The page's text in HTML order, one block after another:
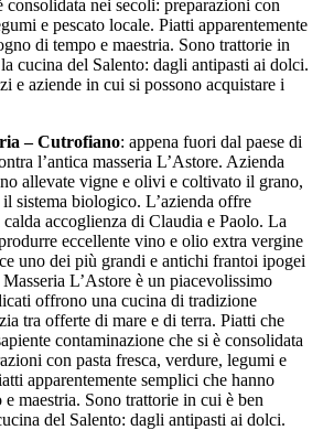
consolidata nei secoli: preparazioni con
e pescato locale. Piatti apparentemente
di tempo e maestria. Sono trattorie in
cucina del Salento: dagli antipasti ai dolci.
e aziende in cui si possono acquistare i
– Cutrofiano: appena fuori dal paese di
l’antica masseria L’Astore. Azienda
allevate vigne e olivi e coltivato il grano,
sistema biologico. L’azienda offre
accoglienza di Claudia e Paolo. La
eccellente vino e olio extra vergine
uno dei più grandi e antichi frantoi ipogei
L’Astore è un piacevolissimo
offrono una cucina di tradizione
tra offerte di mare e di terra. Piatti che
contaminazione che si è consolidata
con pasta fresca, verdure, legumi e
apparentemente semplici che hanno
maestria. Sono trattorie in cui è ben
del Salento: dagli antipasti ai dolci.